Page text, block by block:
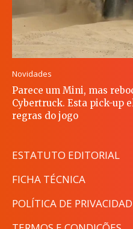
Novidades
Parece um Mini, mas
Cybertruck. Esta pick-up
regras do jogo
ESTATUTO EDITORIAL
FICHA TÉCNICA
POLÍTICA DE